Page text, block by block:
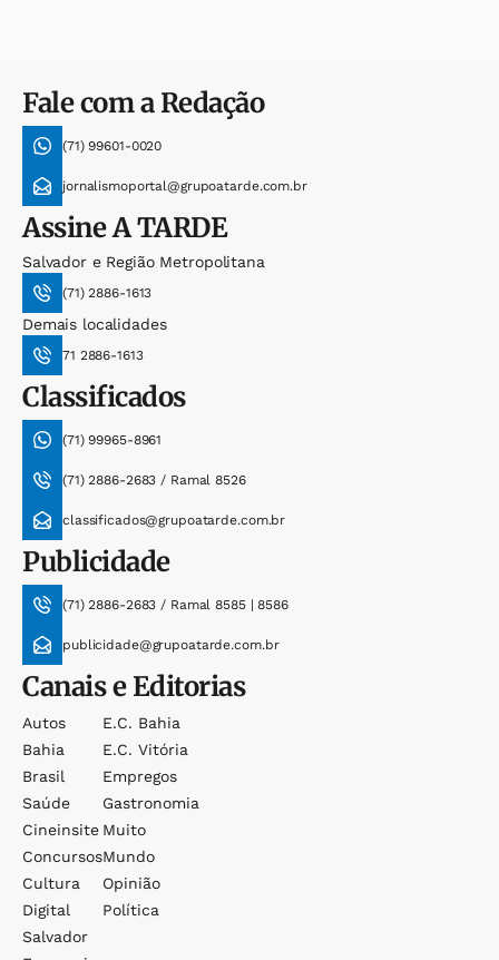
Fale com a Redação
(71) 99601-0020
jornalismoportal@grupoatarde.com.br
AssineA TARDE
Salvador e Região Metropolitana
(71) 2886-1613
Demais localidades
71 2886-1613
Classificados
(71) 99965-8961
(71) 2886-2683 / Ramal 8526
classificados@grupoatarde.com.br
Publicidade
(71) 2886-2683 / Ramal 8585 | 8586
publicidade@grupoatarde.com.br
Canais e Editorias
Autos
Bahia
Brasil
Saúde
Cineinsite
Concursos
Cultura
Digital
Salvador
E.c. Bahia
E.c. Vitória
Empregos
Gastronomia
Muito
Mundo
Opinião
Política